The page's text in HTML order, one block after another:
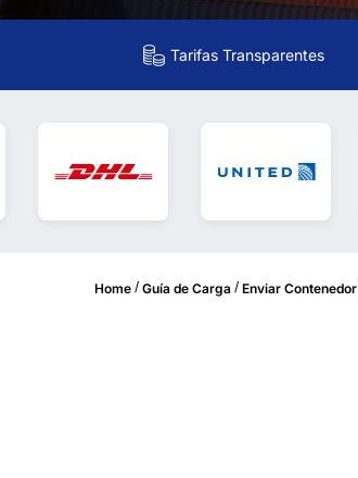
Tarifas Transparentes
Home / Guía de Carga / Enviar Contenedor